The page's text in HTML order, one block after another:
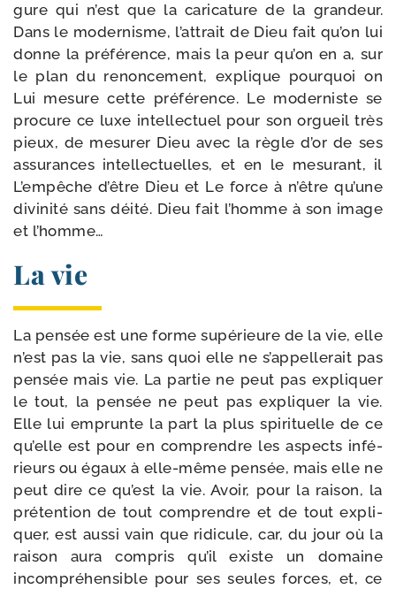
gure qui n’est que la cari­ca­ture de la gran­deur.
Dans le moder­nisme, l’attrait de Dieu fait qu’on lui
donne la pré­fé­rence, mais la peur qu’on en a, sur
le plan du renon­ce­ment, explique pour­quoi on
Lui mesure cette pré­fé­rence. Le moder­niste se
pro­cure ce luxe intel­lec­tuel pour son orgueil très
pieux, de mesu­rer Dieu avec la règle d’or de ses
assu­rances intel­lec­tuelles, et en le mesu­rant, il
L’empêche d’être Dieu et Le force à n’être qu’une
divi­ni­té sans déi­té. Dieu fait l’homme à son image
et l’homme…
La vie
La pen­sée est une forme supé­rieure de la vie, elle
n’est pas la vie, sans quoi elle ne s’appellerait pas
pen­sée mais vie. La par­tie ne peut pas expli­quer
le tout, la pen­sée ne peut pas expli­quer la vie.
Elle lui emprunte la part la plus spi­ri­tuelle de ce
qu’elle est pour en com­prendre les aspects infé­
rieurs ou égaux à elle-​même pen­sée, mais elle ne
peut dire ce qu’est la vie. Avoir, pour la rai­son, la
pré­ten­tion de tout com­prendre et de tout expli­
quer, est aus­si vain que ridi­cule, car, du jour où la
rai­son aura com­pris qu’il existe un domaine
incom­pré­hen­sible pour ses seules forces, et, ce